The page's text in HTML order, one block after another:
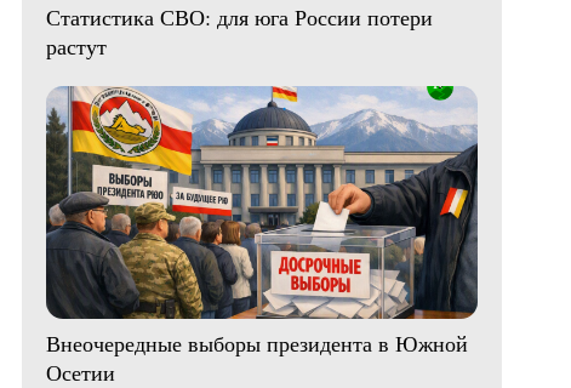
Статистика СВО: для юга России потери
растут
Внеочередные выборы президента в Южной
Осетии